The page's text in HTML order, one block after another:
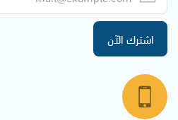
اشترك الآن